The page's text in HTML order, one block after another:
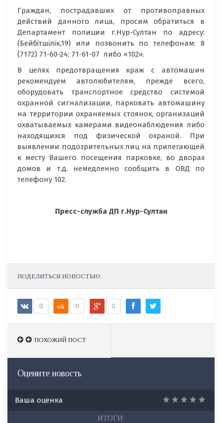
Граждан, пострадавших от противоправных
действий данного лица, просим обратиться в
Департамент полиции г.Нур-Султан по адресу:
(Бейбітшілік,19) или позвонить по телефонам: 8
(7172) 71-60-24; 71-61-07 либо «102».
В целях предотвращения краж с автомашин
рекомендуем автолюбителям, прежде всего,
оборудовать транспортное средство системой
охранной сигнализации, парковать автомашину
на территории охраняемых стоянок, организаций
охватываемых камерами видеонаблюдения либо
находящихся под физической охраной. При
выявлении подозрительных лиц на прилегающей
к месту Вашего посещения парковке, во дворах
домов и т.д. немедленно сообщить в ОВД по
телефону 102.
Пресс-служба ДП г.Нур-Султан
ПОДЕЛИТЬСЯ НОВОСТЬЮ:
0 ok 0 0
ПОХОЖИЙ ПОСТ
ПОХОЖИЙ ПОСТ
Оцените новость
Ваша оценка
ИТОГИ: